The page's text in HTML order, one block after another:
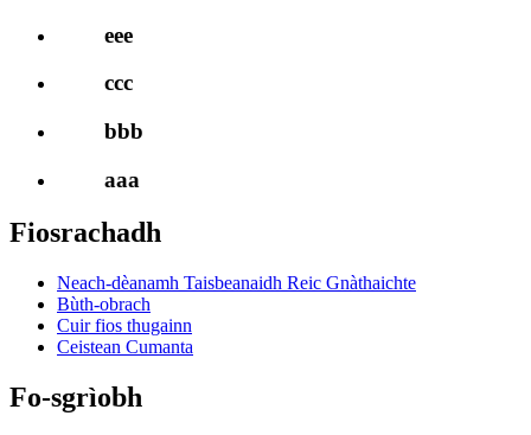
eee
ccc
bbb
aaa
Fiosrachadh
Neach-dèanamh Taisbeanaidh Reic Gnàthaichte
Bùth-obrach
Cuir fios thugainn
Ceistean Cumanta
Fo-sgrìobh